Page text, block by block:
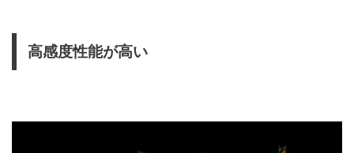
高感度性能が高い